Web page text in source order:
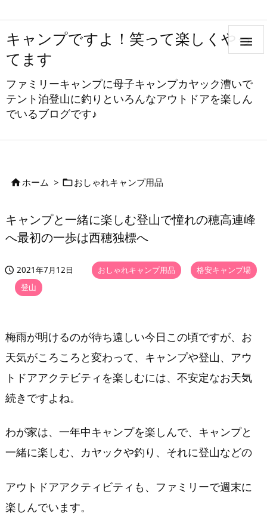
キャンプですよ！笑って楽しくやっ
てます
ファミリーキャンプに母子キャンプカヤック漕いで
テント泊登山に釣りといろんなアウトドアを楽しん
でいるブログです♪

ホーム > おしゃれキャンプ用品
キャンプと一緒に楽しむ登山で憧れの穂高連峰
へ最初の一歩は西穂独標へ
 2021年7月12日 おしゃれキャンプ用品
格安キャンプ場
登山
梅雨が明けるのが待ち遠しい今日この頃ですが、お
天気がころころと変わって、キャンプや登山、アウ
トドアアクテビティを楽しむには、不安定なお天気
続きですよね。
わが家は、一年中キャンプを楽しんで、キャンプと
一緒に楽しむ、カヤックや釣り、それに登山などの
アウトドアアクティビティも、ファミリーで週末に
楽しんでいます。